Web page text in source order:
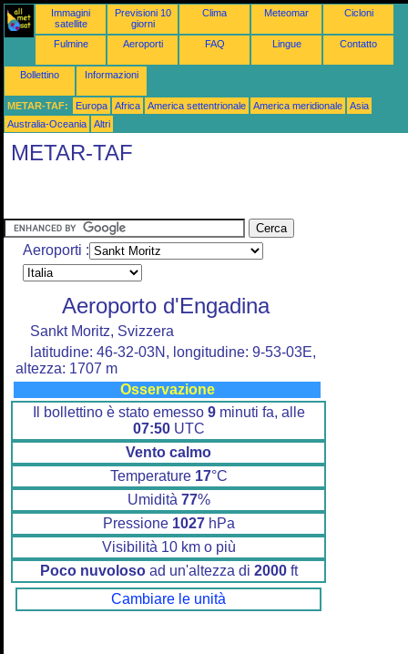
Immagini
satellite
Previsioni 10
giorni
Clima Meteomar Cicloni
Fulmine Aeroporti FAQ Lingue Contatto
Bollettino Informazioni
METAR-TAF: Europa Africa America settentrionale America meridionale
Asia
Australia-Oceania
Altri
METAR-TAF
Aeroporti :
Aeroporto d'Engadina
Sankt Moritz, Svizzera
latitudine: 46-32-03N, longitudine: 9-53-03E,
altezza: 1707 m
Osservazione
Il bollettino è stato emesso 9minuti fa, alle
07:50UTC
Vento calmo
Temperature 17°C
Umidità 77%
Pressione 1027hPa
Visibilità 10 km o più
Poco nuvolosoad un'altezza di 2000ft
Cambiare le unità